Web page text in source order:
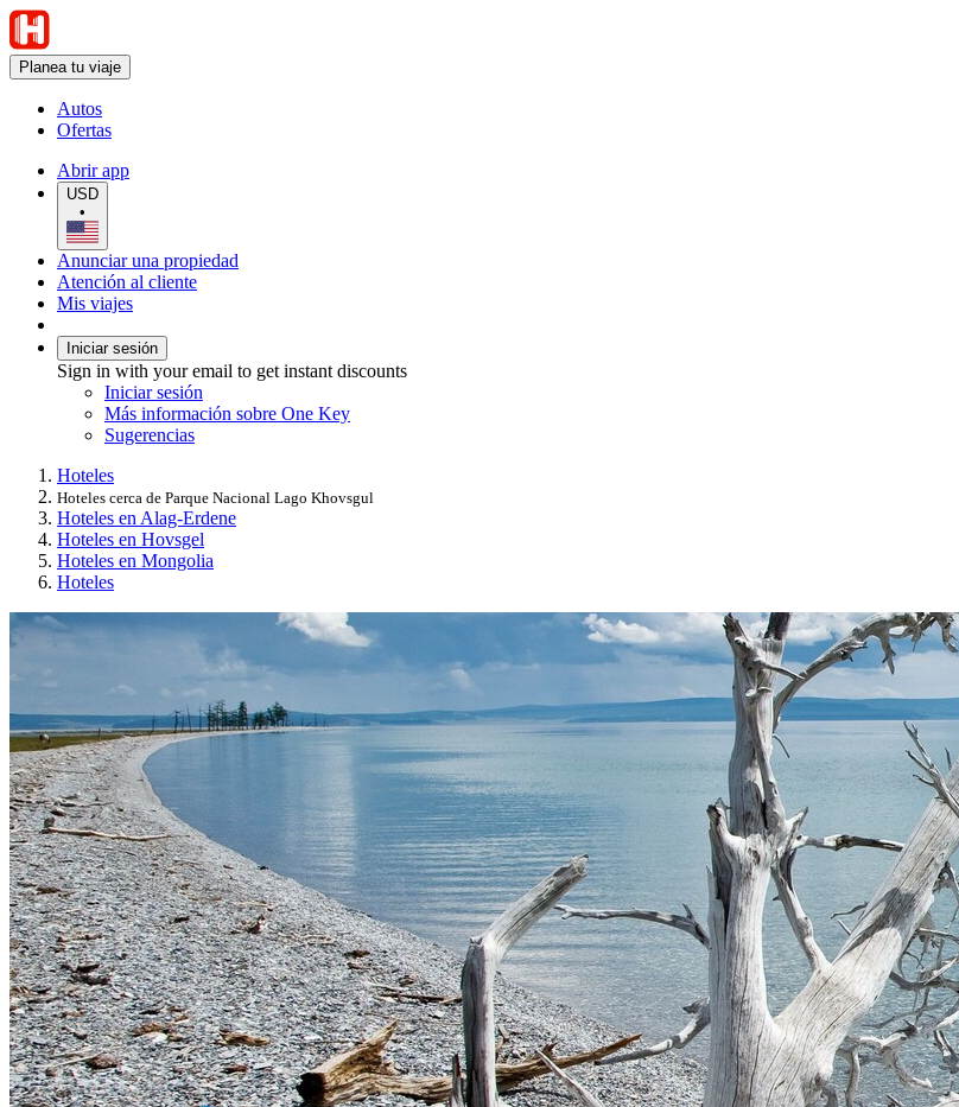
Planea tu viaje
Autos
Ofertas
Abrir app
USD
•
Anunciar una propiedad
Atención al cliente
Mis viajes
Iniciar sesión
Sign in with your email to get instant discounts
Iniciar sesión
Más información sobre One Key
Sugerencias
Hoteles
Hoteles cerca de Parque Nacional Lago Khovsgul
Hoteles en Alag-Erdene
Hoteles en Hovsgel
Hoteles en Mongolia
Hoteles